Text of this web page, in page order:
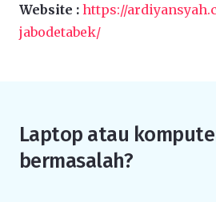
Website : https://
jabodetabek/
Laptop atau
bermasalah?